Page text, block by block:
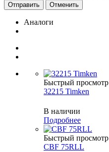
Отменить
Аналоги
Быстрый просмотр
32215 Timken
В наличии
Подробнее
Быстрый просмотр
CBF 75RLL